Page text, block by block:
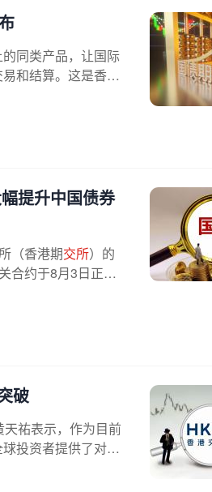
同类产品，让国际
和结算。这是香港
提升中国债券
（香港期交所）的
合约于8月3日正式
破
祐表示，作为目前
投资者提供了对冲